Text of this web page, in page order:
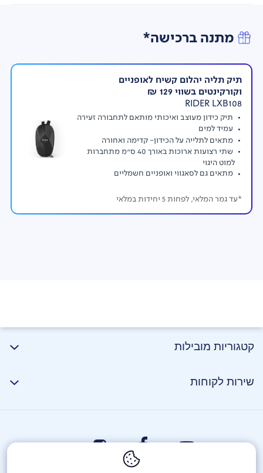
מתנה ברכישה*
תיק תליה יהלום קשיח לאופניים
וקורקינטים בשווי 129 ₪
RIDER LXB108
תיק כידון מעוצב ואיכותי מותאם לתחבורה זעירה
עמיד למים
מתאים לתלייה על הכידון- קדימה ואחורה
שתי רצועות ארוכות באורך 40 ס"מ מתחברות
למוט היגוי
מתאים גם לסאגווי ואופניים חשמליים
*עד גמר המלאי, לפחות 5 יחידות במלאי
קטגוריות מובילות
שירות לקוחות